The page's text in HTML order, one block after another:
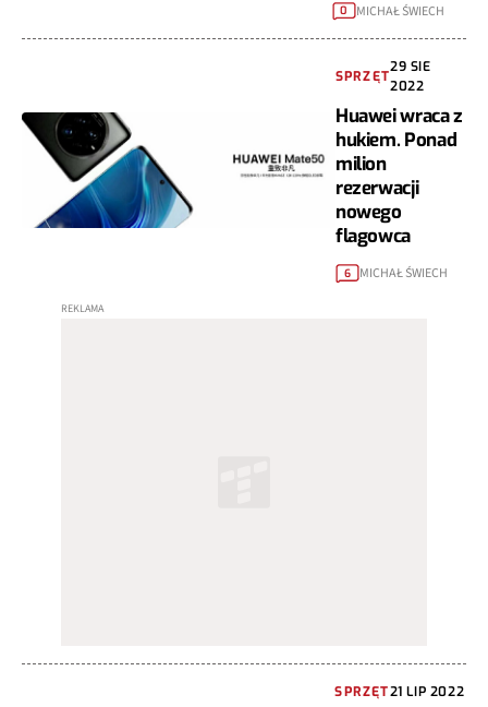
0 MICHAŁ ŚWIECH
SPRZĘT
29 SIE
2022
Huawei wraca z
hukiem. Ponad
milion
rezerwacji
nowego
flagowca
6 MICHAŁ ŚWIECH
SPRZĘT21 LIP 2022